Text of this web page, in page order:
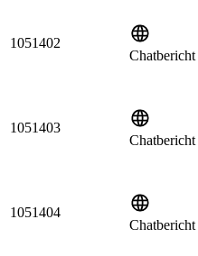
1051402
Chatbericht
1051403
Chatbericht
1051404
Chatbericht